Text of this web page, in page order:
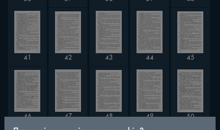
41 42 43 44 45
46 47 48 49 50